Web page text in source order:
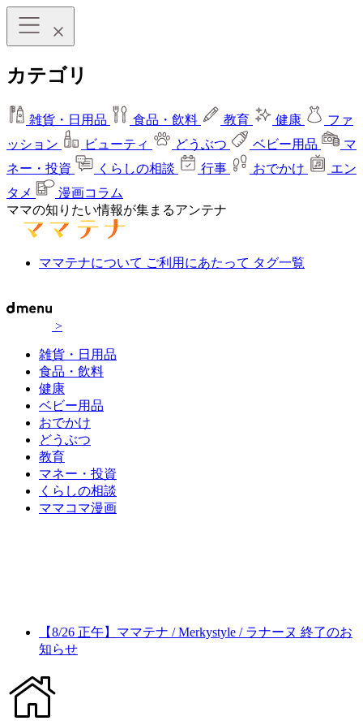
カテゴリ
雑貨・日用品 食品・飲料 教育 健康
ファ
ッション
ビューティ どうぶつ ベビー用品
マ
ネー・投資
くらしの相談 行事 おでかけ
エン
タメ
漫画コラム
ママの知りたい情報が集まるアンテナ
ママテナについて ご利用にあたって タグ一覧
>
雑貨・日用品
食品・飲料
健康
ベビー用品
おでかけ
どうぶつ
教育
マネー・投資
くらしの相談
ママコマ漫画
【8/26 正午】ママテナ / Merkystyle / ラナーヌ 終了のお
知らせ